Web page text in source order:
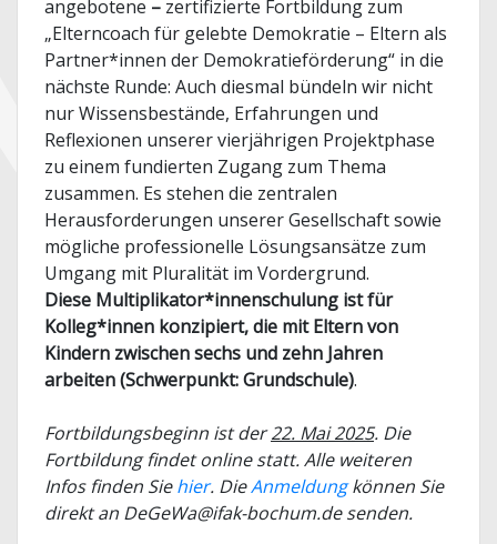
angebotene – zertifizierte Fortbildung zum
„Elterncoach für gelebte Demokratie – Eltern als
Partner*innen der Demokratieförderung“ in die
nächste Runde: Auch diesmal bündeln wir nicht
nur Wissensbestände, Erfahrungen und
Reflexionen unserer vierjährigen Projektphase
zu einem fundierten Zugang zum Thema
zusammen. Es stehen die zentralen
Herausforderungen unserer Gesellschaft sowie
mögliche professionelle Lösungsansätze zum
Umgang mit Pluralität im Vordergrund.
Diese Multiplikator*innenschulung ist für
Kolleg*innen konzipiert, die mit Eltern von
Kindern zwischen sechs und zehn Jahren
arbeiten (Schwerpunkt: Grundschule).
Fortbildungsbeginn ist der22. Mai 2025. Die
Fortbildung findet online statt.Alle weiteren
Infos finden Siehier. DieAnmeldungkönnen Sie
direkt an DeGeWa@ifak-bochum.de senden.